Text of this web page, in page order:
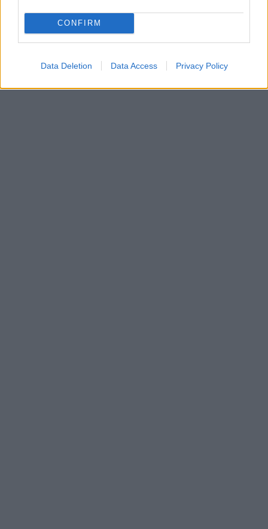
CONFIRM
Data Deletion Data Access Privacy Policy